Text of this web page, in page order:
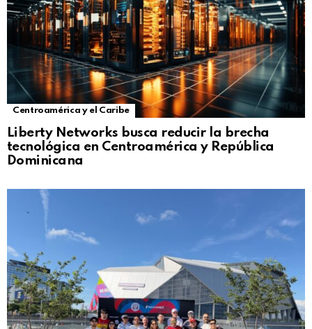
Centroamérica y el Caribe
Liberty Networks busca reducir la brecha
tecnológica en Centroamérica y República
Dominicana